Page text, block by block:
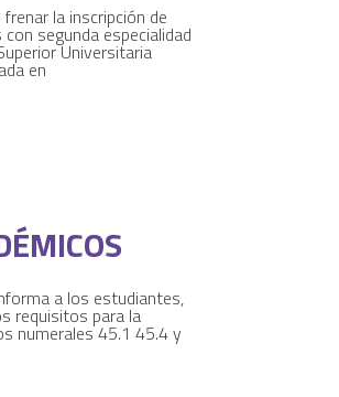
la inscripción de
segunda especialidad
Universitaria
en
a los estudiantes,
requisitos para la
numerales 45.1 45.4 y